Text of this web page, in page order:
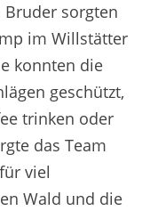
Bruder sorgten
im Willstätter
konnten die
geschützt,
trinken oder
das Team
viel
Wald und die